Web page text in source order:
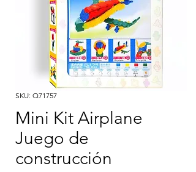
SKU: Q71757
Mini Kit Airplane
Juego de
construcción